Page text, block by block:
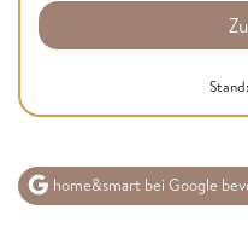
home&smart bei Google